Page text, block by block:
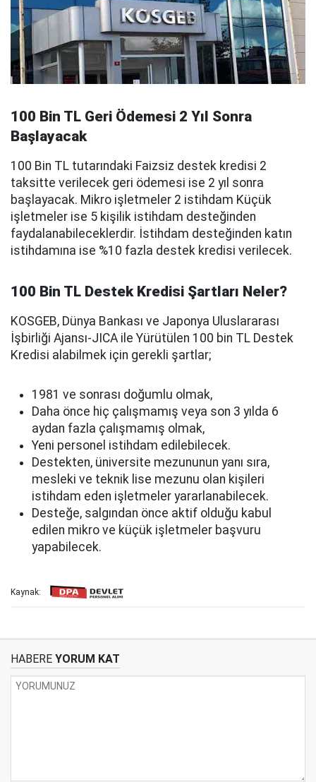
100 Bin TL Geri Ödemesi 2 Yıl Sonra
Başlayacak
100 Bin TL tutarındaki Faizsiz destek kredisi 2
taksitte verilecek geri ödemesi ise 2 yıl sonra
başlayacak. Mikro işletmeler 2 istihdam Küçük
işletmeler ise 5 kişilik istihdam desteğinden
faydalanabileceklerdir. İstihdam desteğinden katın
istihdamına ise %10 fazla destek kredisi verilecek.
100 Bin TL Destek Kredisi Şartları Neler?
KOSGEB, Dünya Bankası ve Japonya Uluslararası
İşbirliği Ajansı-JICA ile Yürütülen 100 bin TL Destek
Kredisi alabilmek için gerekli şartlar;
1981 ve sonrası doğumlu olmak,
Daha önce hiç çalışmamış veya son 3 yılda 6
aydan fazla çalışmamış olmak,
Yeni personel istihdam edilebilecek.
Destekten, üniversite mezununun yanı sıra,
mesleki ve teknik lise mezunu olan kişileri
istihdam eden işletmeler yararlanabilecek.
Desteğe, salgından önce aktif olduğu kabul
edilen mikro ve küçük işletmeler başvuru
yapabilecek.
Kaynak:
HABERE YORUM KAT